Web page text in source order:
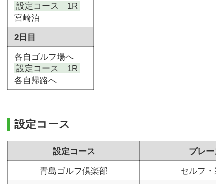
設定コース 1R
宮崎泊
2日目
各自ゴルフ場へ
設定コース 1R
各自帰路へ
設定コース
設定コース
プレー
青島ゴルフ倶楽部
セルフ・